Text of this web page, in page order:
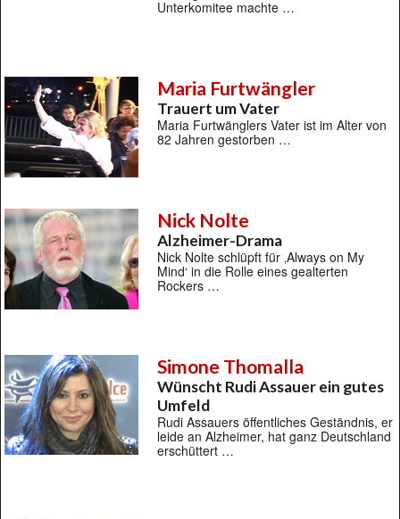
Unterkomitee machte …
Maria Furtwängler
Trauert um Vater
Maria Furtwänglers Vater ist im Alter von
82 Jahren gestorben …
Nick Nolte
Alzheimer-Drama
Nick Nolte schlüpft für ‚Always on My
Mind‘ in die Rolle eines gealterten
Rockers …
Simone Thomalla
Wünscht Rudi Assauer ein gutes
Umfeld
Rudi Assauers öffentliches Geständnis, er
leide an Alzheimer, hat ganz Deutschland
erschüttert …